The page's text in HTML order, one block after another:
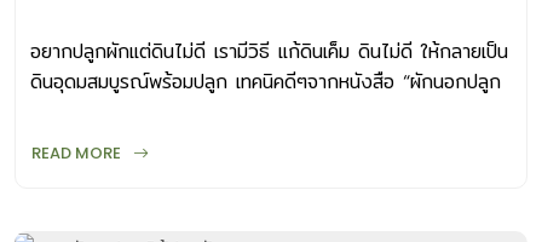
อยากปลูกผักแต่ดินไม่ดี เรามีวิธี แก้ดินเค็ม ดินไม่ดี ให้กลายเป็น
ดินอุดมสมบูรณ์พร้อมปลูก เทคนิคดีๆจากหนังสือ “ผักนอกปลูก
READ MORE